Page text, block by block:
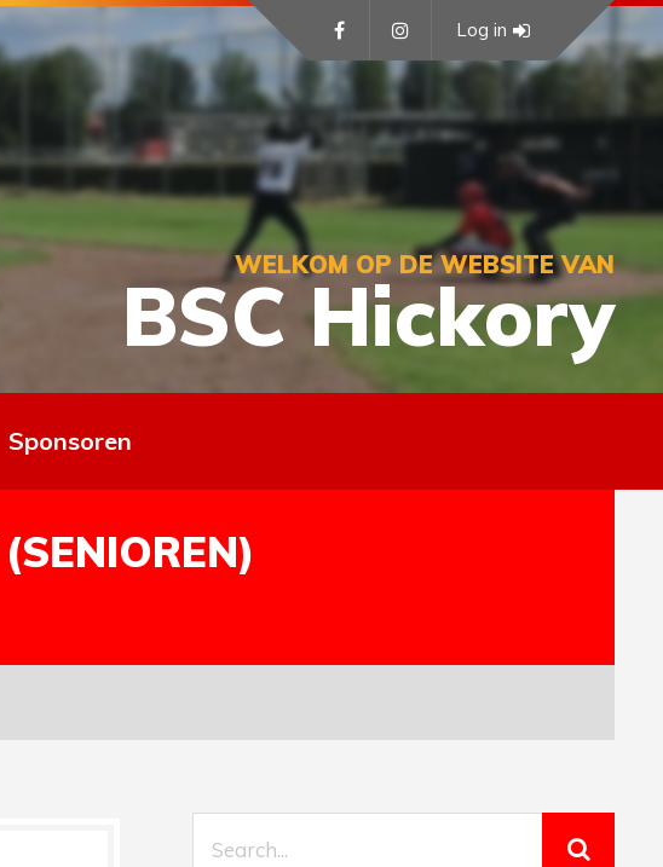
WELKOM OP DE WEBSITE VAN
BSC Hickory
Log in
Sponsoren